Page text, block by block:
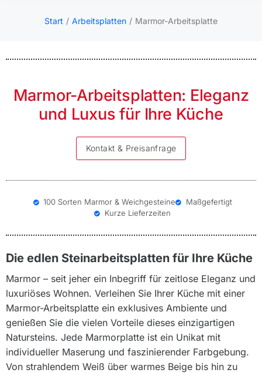
Sie befinden sich hier:
Start Arbeitsplatten Marmor-Arbeitsplatte
Marmor-Arbeitsplatten: Eleganz
und Luxus für Ihre Küche
Kontakt & Preisanfrage
100 Sorten Marmor & Weichgesteine
Maßgefertigt
Kurze Lieferzeiten
Die edlen Steinarbeitsplatten für Ihre Küche
Marmor – seit jeher ein Inbegriff für zeitlose Eleganz und
luxuriöses Wohnen. Verleihen Sie Ihrer Küche mit einer
Marmor-Arbeitsplatte ein exklusives Ambiente und
genießen Sie die vielen Vorteile dieses einzigartigen
Natursteins. Jede Marmorplatte ist ein Unikat mit
individueller Maserung und faszinierender Farbgebung.
Von strahlendem Weiß über warmes Beige bis hin zu